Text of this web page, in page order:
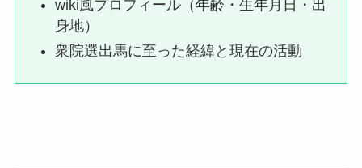
wiki風プロフィール（年齢・生年月日・出
身地）
衆院選出馬に至った経緯と現在の活動